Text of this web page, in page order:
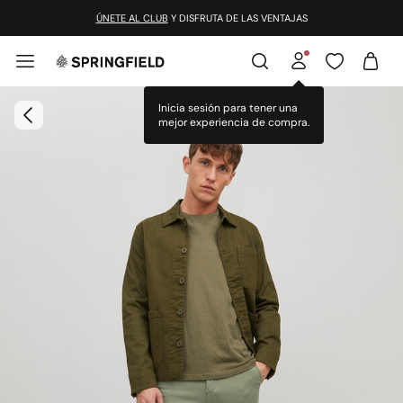
ÚNETE AL CLUB Y DISFRUTA DE LAS VENTAJAS
Inicia sesión para tener una
mejor experiencia de compra.